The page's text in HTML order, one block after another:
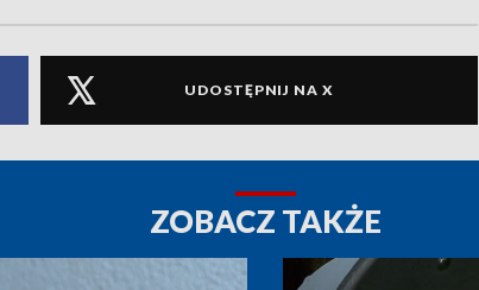
UDOSTĘPNIJ NA X
ZOBACZ TAKŻE